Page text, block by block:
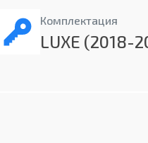
Комплектация
LUXE (2018-